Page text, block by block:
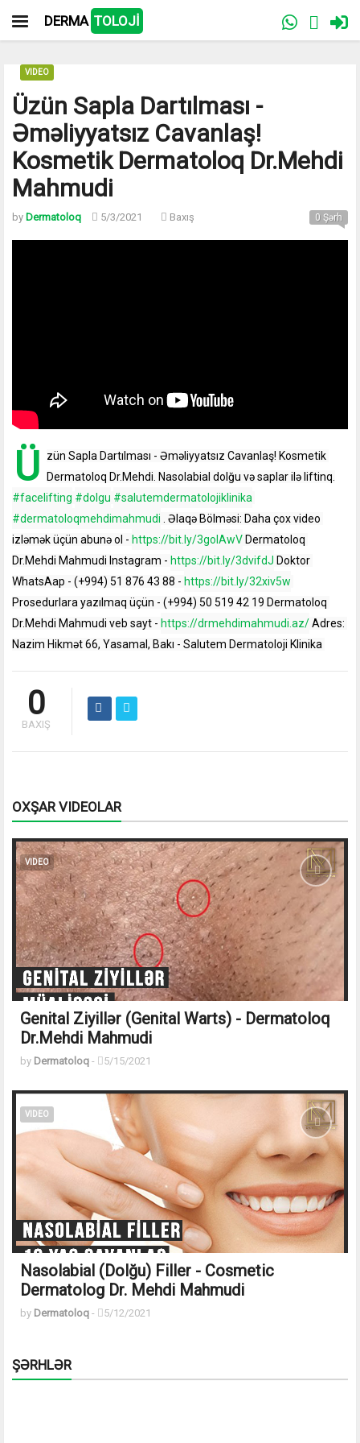
DERMA TOLOJİ
Üzün Sapla Dartılması -
Əməliyyatsız Cavanlaş!
Kosmetik Dermatoloq Dr.Mehdi
Mahmudi
VIDEO
by Dermatoloq 5/3/2021 Baxış 0 Şərh
Ü
zün Sapla Dartılması - Əməliyyatsız Cavanlaş! Kosmetik
Dermatoloq Dr.Mehdi. Nasolabial dolğu və saplar ilə liftinq.
#facelifting #dolgu #salutemdermatolojiklinika
#dermatoloqmehdimahmudi . Əlaqə Bölməsi: Daha çox video
izləmək üçün abunə ol - https://bit.ly/3golAwV Dermatoloq
Dr.Mehdi Mahmudi Instagram - https://bit.ly/3dvifdJ Doktor
WhatsAap - (+994) 51 876 43 88 - https://bit.ly/32xiv5w
Prosedurlara yazılmaq üçün - (+994) 50 519 42 19 Dermatoloq
Dr.Mehdi Mahmudi veb sayt - https://drmehdimahmudi.az/ Adres:
Nazim Hikmət 66, Yasamal, Bakı - Salutem Dermatoloji Klinika
0
BAXIŞ
OXŞAR VIDEOLAR
VIDEO
Genital Ziyillər (Genital Warts) - Dermatoloq
Dr.Mehdi Mahmudi
by Dermatoloq - 5/15/2021
VIDEO
Nasolabial (Dolğu) Filler - Cosmetic
Dermatolog Dr. Mehdi Mahmudi
by Dermatoloq - 5/12/2021
ŞƏRHLƏR